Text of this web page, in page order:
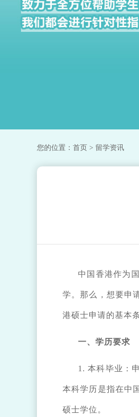
您的位置： 首页 > 留学资讯
中国香港作为
学。那么，想要申
港硕士申请的基本
一、学历要求
1. 本科毕业：
本科学历是指在中
硕士学位。